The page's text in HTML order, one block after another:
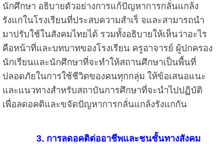
นักศึกษา อธิบายตัวอย่างการแก้ปัญหาการกลั่นแกล้ง
รังแกในโรงเรียนที่ประสบความสำเร็ จและสามารถนำ
มาปรับใช้ในสังคมไทยได้ รวมทั้งอธิบายให้เห็นว่าอะไร
คือหน้าที่และบทบาทของโรงเรียน ครูอาจารย์ ผู้ปกครอง
นักเรียนและนักศึกษาที่จะทำให้สถานศึกษาเป็นพื้นที่
ปลอดภัยในการใช้ชีวิตของคนทุกกลุ่ม ให้ข้อเสนอแนะ
และแนวทางสำหรับสถาบันการศึกษาที่จะนำไปปฏิบัติ
เพื่อลดอคติและขจัดปัญหาการกลั่นแกล้งรังแกกัน
3. การลดอคติต่ออาชีพและชนชั้นทางสังคม